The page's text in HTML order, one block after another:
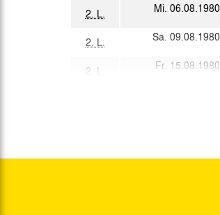
2. L. Mi. 06.08.1980
2. L. Sa. 09.08.1980
2. L. Fr. 15.08.1980
2. L.